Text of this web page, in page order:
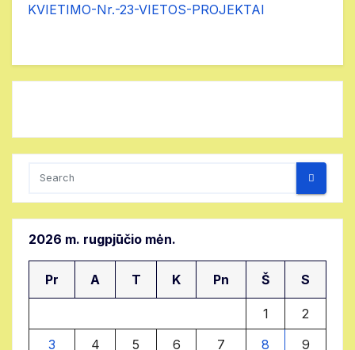
KVIETIMO-Nr.-23-VIETOS-PROJEKTAI
2026 m. rugpjūčio mėn.
Pr A T K Pn Š S
1
2
3
4 5 6 7 8 9